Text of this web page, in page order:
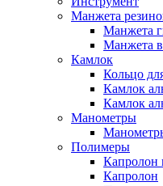
Манжета
Манжета
Манжета
Камлок
Кольцо
Камлок
Камлок
Манометры
Полимеры
Капролон
Капролон